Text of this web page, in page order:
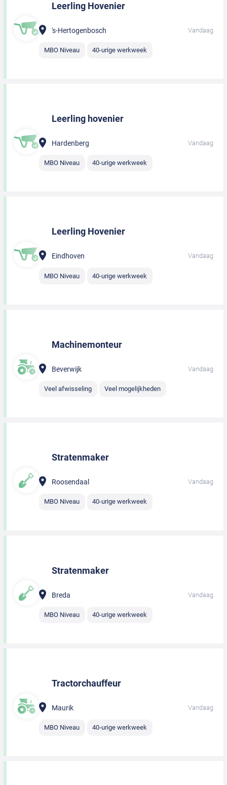
Leerling Hovenier
's-Hertogenbosch Vandaag
MBO Niveau 40-urige werkweek
Leerling hovenier
Hardenberg Vandaag
MBO Niveau 40-urige werkweek
Leerling Hovenier
Eindhoven Vandaag
MBO Niveau 40-urige werkweek
Machinemonteur
Beverwijk Vandaag
Veel afwisseling Veel mogelijkheden
Stratenmaker
Roosendaal Vandaag
MBO Niveau 40-urige werkweek
Stratenmaker
Breda Vandaag
MBO Niveau 40-urige werkweek
Tractorchauffeur
Maurik Vandaag
MBO Niveau 40-urige werkweek